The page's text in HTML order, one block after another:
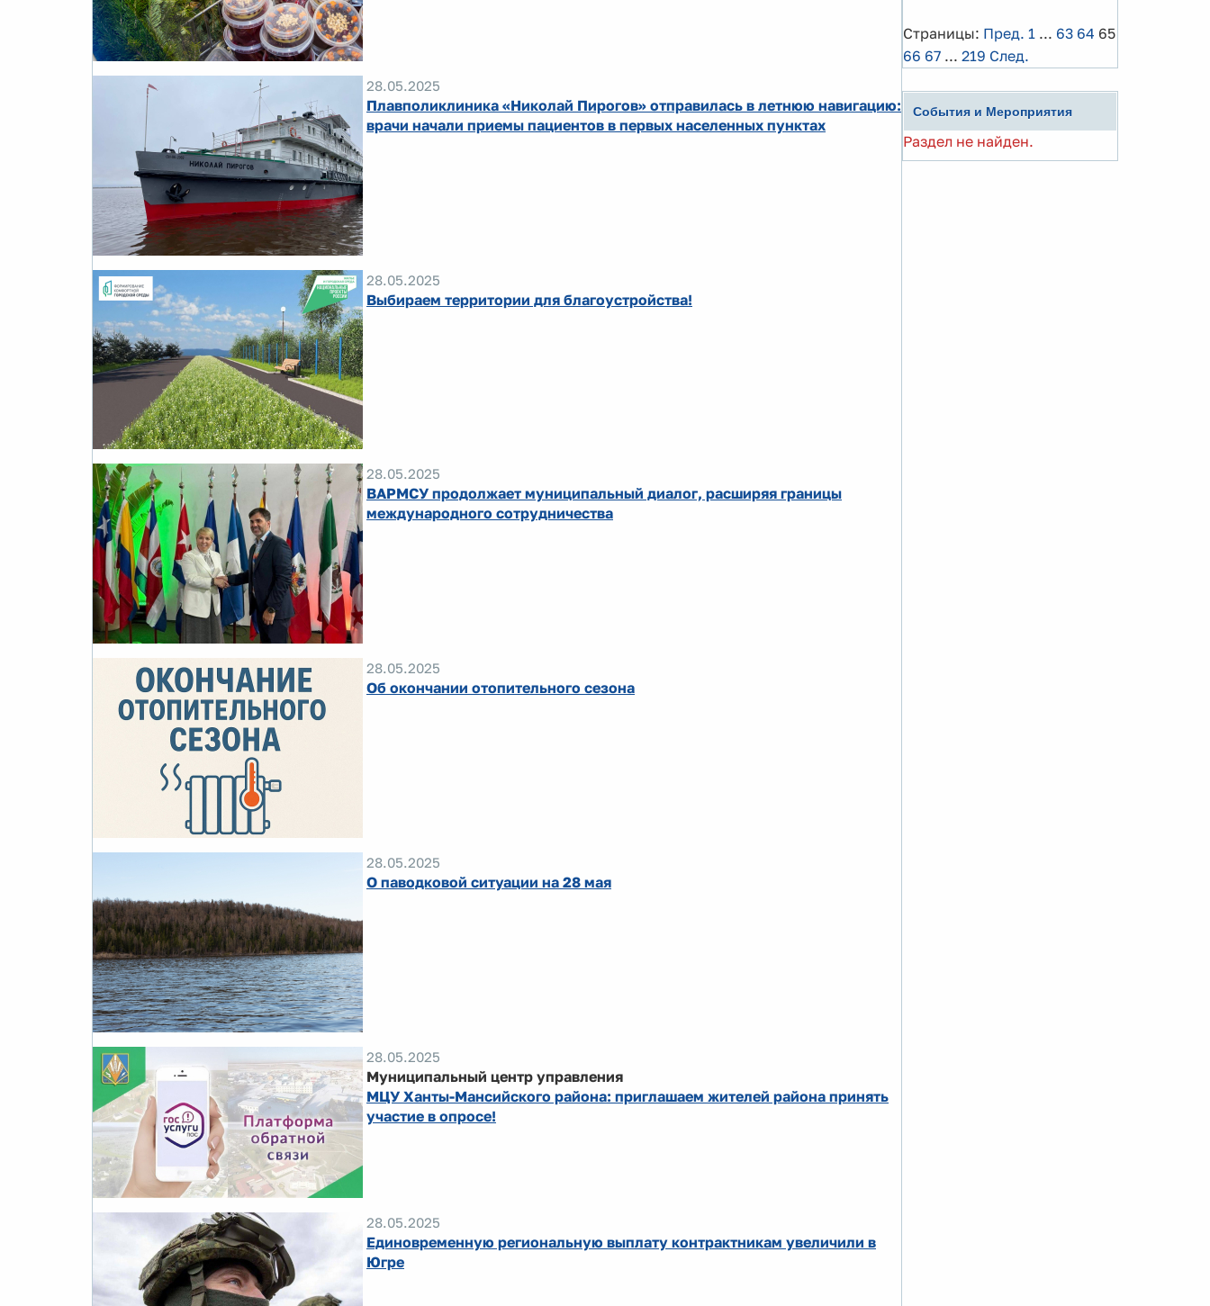
28.05.2025
Плавполиклиника «Николай Пирогов» отправилась в летнюю навигацию:
врачи начали приемы пациентов в первых населенных пунктах
28.05.2025
Выбираем территории для благоустройства!
28.05.2025
ВАРМСУ продолжает муниципальный диалог, расширяя границы
международного сотрудничества
28.05.2025
Об окончании отопительного сезона
28.05.2025
О паводковой ситуации на 28 мая
28.05.2025
Муниципальный центр управления
МЦУ Ханты-Мансийского района: приглашаем жителей района принять
участие в опросе!
28.05.2025
Единовременную региональную выплату контрактникам увеличили в
Югре
Страницы: Пред. 1 ... 63 64 65
66 67 ... 219 След.
События и Мероприятия
Раздел не найден.